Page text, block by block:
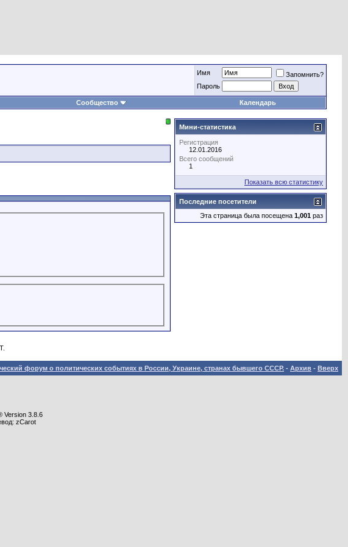
Имя
Запомнить?
Пароль
Сообщество Календарь
Мини-статистика
Регистрация
12.01.2016
Всего сообщений
1
Показать всю статистику
Последние посетители
Эта страница была посещена 1,001 раз
форум о политических событиях в России, Украине, странах бывшего СССР. - Архив - Вверх
Version 3.8.6
zCarot